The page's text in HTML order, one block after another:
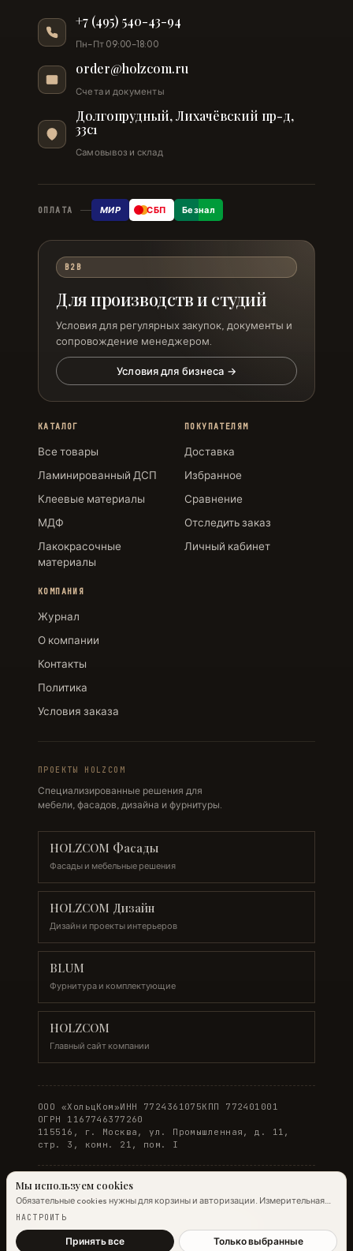
+7 (495) 540-43-94
Пн–Пт 09:00–18:00
order@holzcom.ru
Счета и документы
Долгопрудный, Лихачёвский пр-д,
33с1
Самовывоз и склад
ОПЛАТА МИР СБП Безнал
B2B
Для производств и студий
Условия для регулярных закупок, документы и
сопровождение менеджером.
Условия для бизнеса →
КАТАЛОГ
Все товары
Ламинированный ДСП
Клеевые материалы
МДФ
Лакокрасочные
материалы
ПОКУПАТЕЛЯМ
Доставка
Избранное
Сравнение
Отследить заказ
Личный кабинет
КОМПАНИЯ
Журнал
О компании
Контакты
Политика
Условия заказа
ПРОЕКТЫ HOLZCOM
Специализированные решения для
мебели, фасадов, дизайна и фурнитуры.
HOLZCOM Фасады
Фасады и мебельные решения
HOLZCOM Дизайн
Дизайн и проекты интерьеров
BLUM
Фурнитура и комплектующие
HOLZCOM
Главный сайт компании
ООО «ХольцКом»ИНН 7724361075КПП 772401001
ОГРН 1167746377260
115516, г. Москва, ул. Промышленная, д. 11,
стр. 3, комн. 21, пом. I
© 2026 WOODONLINE. Все права защищены.
Мы используем cookies
Обязательные cookies нужны для корзины и авторизации. Измерительная
аналитика Яндекс.Метрики работает на обычных страницах всегда;
Подробнее →
НАСТРОИТЬ
Принять все Только выбранные